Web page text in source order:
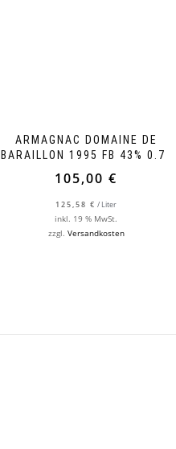
ARMAGNAC DOMAINE DE
BARAILLON 1995 FB 43% 0.7L
105,00 €
125,58 € / Liter
inkl. 19 % MwSt.
zzgl. Versandkosten